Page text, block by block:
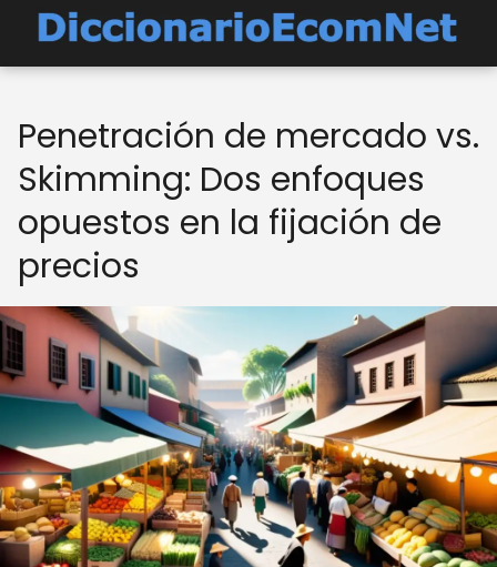
Penetración de mercado vs.
Skimming: Dos enfoques
opuestos en la fijación de
precios